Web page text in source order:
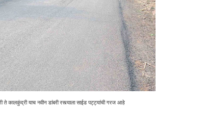
ते कालकुंद्री याच नवीन डांबरी रस्त्याला साईड पट्ट्यांची गरज आहे